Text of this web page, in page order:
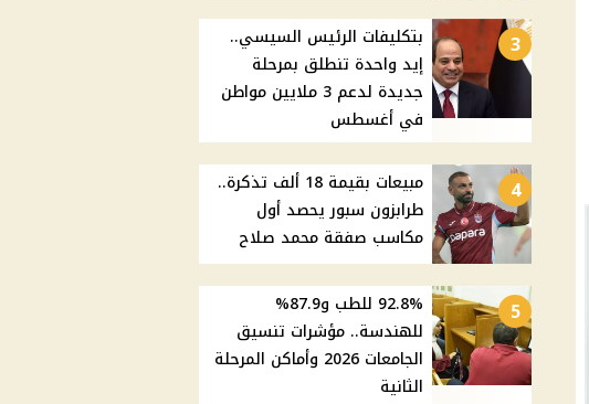
3
بتكليفات الرئيس السيسي..
إيد واحدة تنطلق بمرحلة
جديدة لدعم 3 ملايين مواطن
في أغسطس
4
مبيعات بقيمة 18 ألف تذكرة..
طرابزون سبور يحصد أول
مكاسب صفقة محمد صلاح
5
92.8% للطب و87.9%
للهندسة.. مؤشرات تنسيق
الجامعات 2026 وأماكن المرحلة
الثانية